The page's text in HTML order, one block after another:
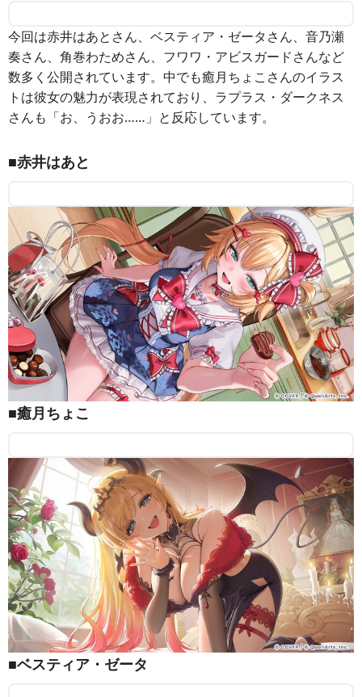
今回は赤井はあとさん、ベスティア・ゼータさん、音乃瀬
奏さん、角巻わためさん、フワワ・アビスガードさんなど
数多く公開されています。中でも癒月ちょこさんのイラス
トは彼女の魅力が表現されており、ラプラス・ダークネス
さんも「お、うおお……」と反応しています。
■赤井はあと
■癒月ちょこ
■ベスティア・ゼータ